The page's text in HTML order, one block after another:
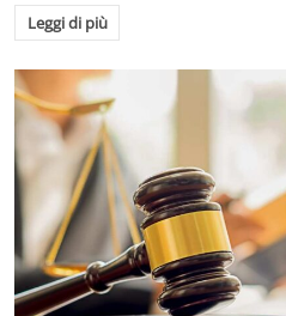
Leggi di più